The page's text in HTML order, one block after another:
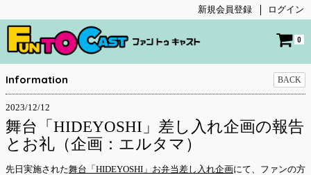
新規会員登録 ログイン
0
Information BACK
2023/12/12
舞台「HIDEYOSHI」差し入れ企画の報告
とお礼（企画：エルタマ）
先日実施された舞台「HIDEYOSHI」お弁当差し入れ企画にて、ファンの方